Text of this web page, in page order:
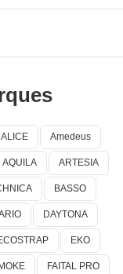
ALICE Amedeus
AQUILA ARTESIA
BASSO
DAYTONA
EKO
FAITAL PRO